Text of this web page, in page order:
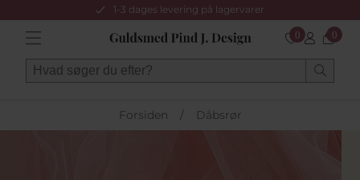
1-3 dages levering på lagervarer
0 0
Forsiden / Dåbsrør